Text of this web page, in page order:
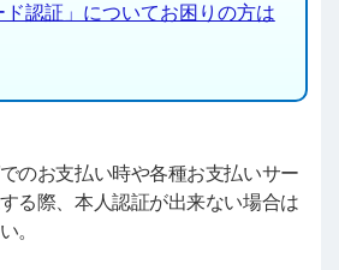
ド認証」についてお困りの方は
のお支払い時や各種お支払いサー
る際、本人認証が出来ない場合は
。